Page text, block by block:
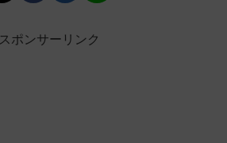
スポンサーリンク